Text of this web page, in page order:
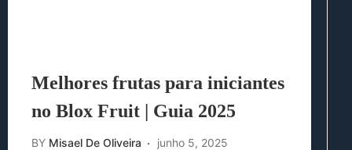
Melhores frutas para iniciantes
no Blox Fruit | Guia 2025
BY Misael De Oliveira junho 5, 2025